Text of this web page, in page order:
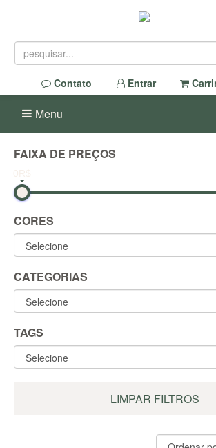
Contato Entrar
Menu
FAIXA DE PREÇOS
CORES
CATEGORIAS
TAGS
LIMPAR FILTROS